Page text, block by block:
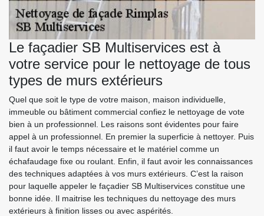
Le façadier SB Multiservices est à
votre service pour le nettoyage de tous
types de murs extérieurs
Quel que soit le type de votre maison, maison individuelle,
immeuble ou bâtiment commercial confiez le nettoyage de vote
bien à un professionnel. Les raisons sont évidentes pour faire
appel à un professionnel. En premier la superficie à nettoyer. Puis
il faut avoir le temps nécessaire et le matériel comme un
échafaudage fixe ou roulant. Enfin, il faut avoir les connaissances
des techniques adaptées à vos murs extérieurs. C’est la raison
pour laquelle appeler le façadier SB Multiservices constitue une
bonne idée. Il maitrise les techniques du nettoyage des murs
extérieurs à finition lisses ou avec aspérités.